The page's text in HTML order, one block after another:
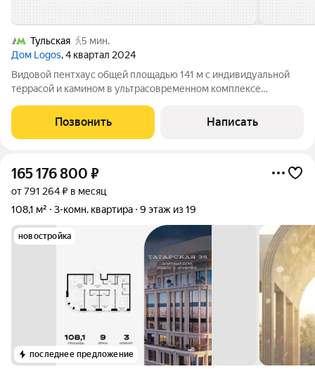
Тульская
5 мин.
Дом Logos, 4 квартал 2024
Видовой пентхаус общей площадью 141 м с индивидуальной
террасой и камином в ультрасовременном комплексе
Апартаменты с предчистовой отделкой расположены на
верхнем, 13 этаже, с видом на панораму
Позвонить Написать
165 176 800 ₽
от 791 264 ₽ в месяц
108,1 м²
3-комн. квартира 9 этаж из 19
новостройка
последнее предложение